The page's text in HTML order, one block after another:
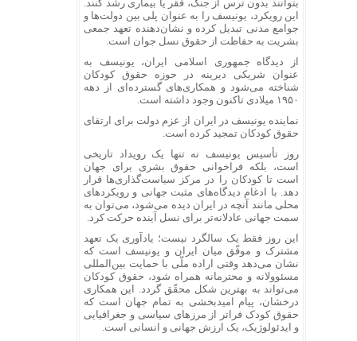
بتوانند بدون ترس از جنگ، فقر یا بیماری رشد کنند.
این رویکرد، یونیسف را به عنوان پلی بین دولت‌ها و
جوامع مدنی تبدیل کرده و نشان‌دهنده تعهد جمعی
بشریت به حفاظت از حقوق نسل جوان است.
از دیدگاه جمهوری اسلامی ایران، یونیسف به
عنوان شریکی دیرینه در حوزه حقوق کودکان
شناخته می‌شود و همکاری‌های گسترده‌ای از دهه
۱۹۵۰ میلادی تاکنون وجود داشته است.
نماینده یونیسف در ایران از عزم دولت برای ارتقای
حقوق کودکان تمجید کرده است.
روز تأسیس یونیسف نه تنها یک رویداد تاریخی
است، بلکه فراخوانی حقوق بشری برای جهان
است تا کودکان را در مرکز سیاست‌گذاری‌ها قرار
دهد. با ادغام دیدگاه‌های مثبت جهانی و رویکرد‌های
محلی مانند آنچه در ایران دیده می‌شود، می‌توان به
سمت جهانی عادلانه‌تر برای نسل آینده حرکت کرد.
این روز فقط یک سالگرد نیست؛ یادآوری یک تعهد
مشترک و موفّق میان ایران و یونیسف است که
نشان می‌دهد وقتی اراده ملّی با حمایت بین‌المللی
مسئوولانه و محترمانه همراه شود، حقوق کودکان
می‌تواند به بهترین شکل محقّق گردد. این همکاری
درخشان، پیام امیدبخشی به تمام جهان است که
حقوق کودک فراتر از مرز‌های سیاسی و جغرافیایی
و ایدئولوژیک، یک ارزش جهانی و انسانی است.